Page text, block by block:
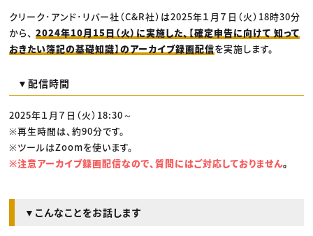
広告
出版
CREATIVE VILLAGEからのお知らせ
クリーク･アンド･リバー社（C&R社）は2025年１月７日（火）18時30分
から、2024年10月15日（火）に実施した、【確定申告に向けて 知って
おきたい簿記の基礎知識】のアーカイブ録画配信を実施します。
▼配信時間
2025年１月７日（火）18:30～
※再生時間は、約90分です。
※ツールはZoomを使います。
※注意アーカイブ録画配信なので、質問にはご対応しておりません。
▼こんなことをお話します